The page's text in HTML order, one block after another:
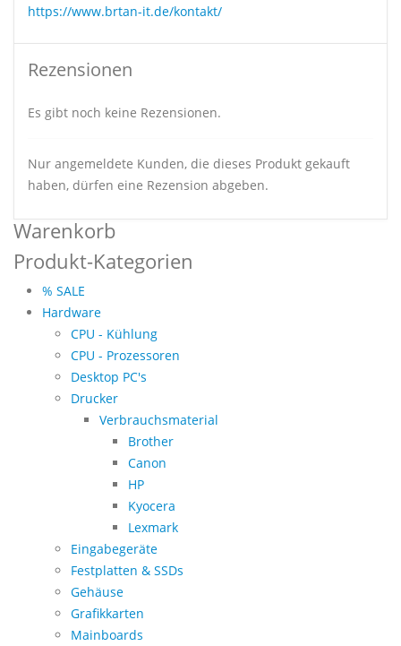
https://www.brtan-it.de/kontakt/
Rezensionen
Es gibt noch keine Rezensionen.
Nur angemeldete Kunden, die dieses Produkt gekauft
haben, dürfen eine Rezension abgeben.
Warenkorb
Produkt-Kategorien
% SALE
Hardware
CPU - Kühlung
CPU - Prozessoren
Desktop PC's
Drucker
Verbrauchsmaterial
Brother
Canon
HP
Kyocera
Lexmark
Eingabegeräte
Festplatten & SSDs
Gehäuse
Grafikkarten
Mainboards